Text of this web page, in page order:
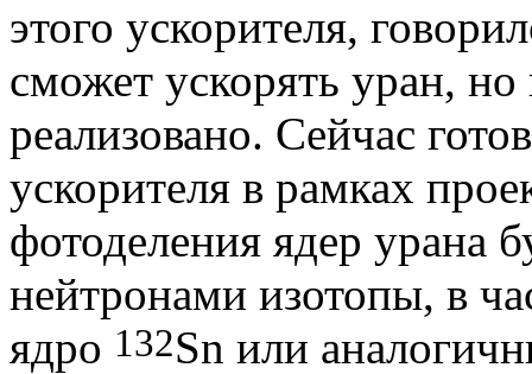
этого ускорителя,
сможет ускорять уран, но
реализовано. Сейчас
ускорителя в рамках
фотоделения ядер урана
нейтронами изотопы, в
ядро 132Sn или